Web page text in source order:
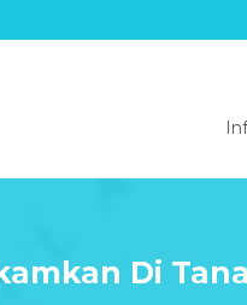
Di